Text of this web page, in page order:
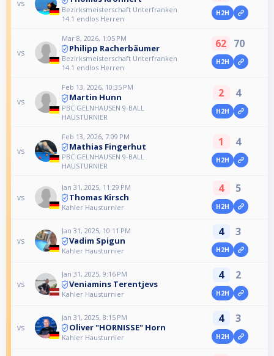
vs
Bezirksmeisterschaft Unterfranken
14.1 endlos Herren
H2H
vs
Mar 8, 2026, 1:05 PM
Philipp Racherbäumer
Bezirksmeisterschaft Unterfranken
14.1 endlos Herren
62 70
H2H
vs
Feb 13, 2026, 10:35 PM
Martin Hunn
PBC GELNHAUSEN 9-BALL
HAUSTURNIER
2 4
H2H
vs
Feb 13, 2026, 7:09 PM
Mathias Fingerhut
PBC GELNHAUSEN 9-BALL
HAUSTURNIER
1 4
H2H
vs
Jan 31, 2025, 11:29 PM
Thomas Kirsch
Kahler Hausturnier
4 5
H2H
vs
Jan 31, 2025, 10:11 PM
Vadim Spigun
Kahler Hausturnier
4 3
H2H
vs
Jan 31, 2025, 9:16 PM
Veniamins Terentjevs
Kahler Hausturnier
4 2
H2H
vs
Jan 31, 2025, 8:15 PM
Oliver "HORNISSE" Horn
Kahler Hausturnier
4 3
H2H